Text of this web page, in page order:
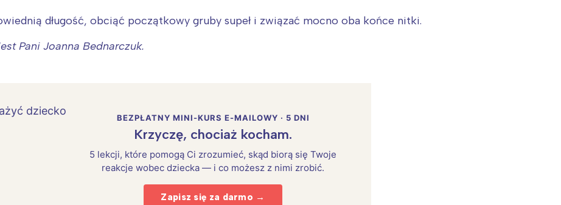
długość, obciąć początkowy gruby supeł i związać mocno oba końce nitki.
Pani Joanna Bednarczuk.
BEZPŁATNY MINI-KURS E-MAILOWY · 5 DNI
Krzyczę, chociaż kocham.
5 lekcji, które pomogą Ci zrozumieć, skąd biorą się Twoje
reakcje wobec dziecka — i co możesz z nimi zrobić.
Zapisz się za darmo →